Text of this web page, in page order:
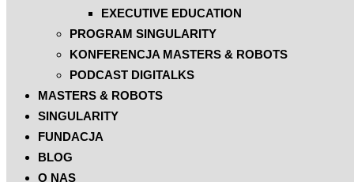
EXECUTIVE EDUCATION
PROGRAM SINGULARITY
KONFERENCJA MASTERS & ROBOTS
PODCAST DIGITALKS
MASTERS & ROBOTS
SINGULARITY
FUNDACJA
BLOG
O NAS